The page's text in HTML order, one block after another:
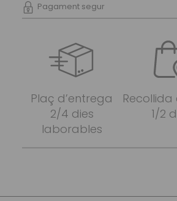
Pagament segur
Plaç d’entrega
2/4 dies
laborables
1/2